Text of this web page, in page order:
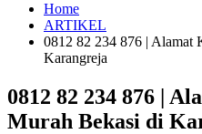
Home
ARTIKEL
0812 82 234 876 | Alamat
Karangreja
0812 82 234 876 |
Murah Bekasi di